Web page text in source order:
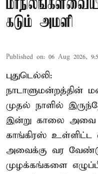
கடும் அமளி
Published on: 06 Aug 2026,
புதுடெல்லி:
நாடாளுமன்றத்தின்
முதல் நாளில்
இன்று காலை அவை
காங்கிரஸ் உள்ளிட்ட
அவைக்கு வர
முழக்கங்களை